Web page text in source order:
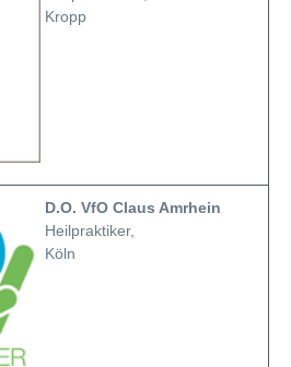
Kropp
D.O. VfO Claus Amrhein
Heilpraktiker,
Köln